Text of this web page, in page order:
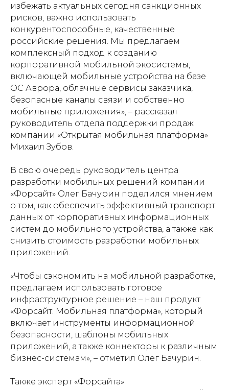
избежать актуальных сегодня санкционных
рисков, важно использовать
конкурентоспособные, качественные
российские решения. Мы предлагаем
комплексный подход к созданию
корпоративной мобильной экосистемы,
включающей мобильные устройства на базе
ОС Аврора, облачные сервисы заказчика,
безопасные каналы связи и собственно
мобильные приложения», – рассказал
руководитель отдела поддержки продаж
компании «Открытая мобильная платформа»
Михаил Зубов.
В свою очередь руководитель центра
разработки мобильных решений компании
«Форсайт» Олег Бачурин поделился мнением
о том, как обеспечить эффективный транспорт
данных от корпоративных информационных
систем до мобильного устройства, а также как
снизить стоимость разработки мобильных
приложений.
«Чтобы сэкономить на мобильной разработке,
предлагаем использовать готовое
инфраструктурное решение – наш продукт
«Форсайт. Мобильная платформа», который
включает инструменты информационной
безопасности, шаблоны мобильных
приложений, а также коннекторы к различным
бизнес-системам», – отметил Олег Бачурин.
Также эксперт «Форсайта»